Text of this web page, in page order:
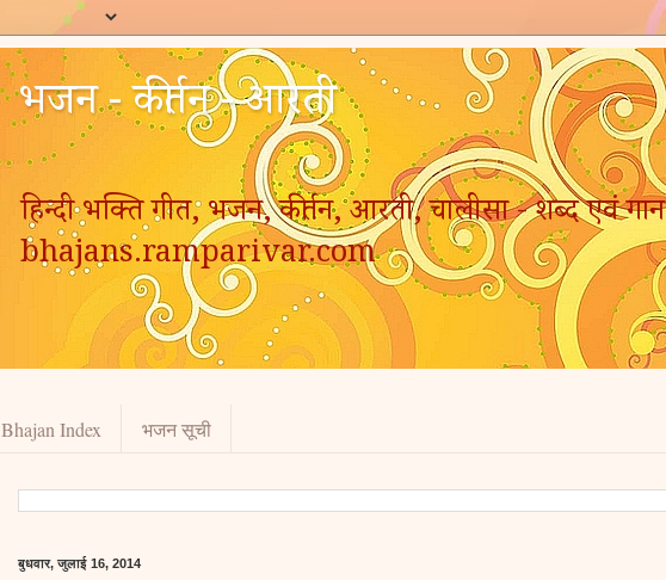
भजन - कीर्तन - आरती
हिन्दी भक्ति गीत, भजन, कीर्तन, आरती, चालीसा - शब्द एवं गान
bhajans.ramparivar.com
Bhajan Index भजन सूची
बुधवार, जुलाई 16, 2014